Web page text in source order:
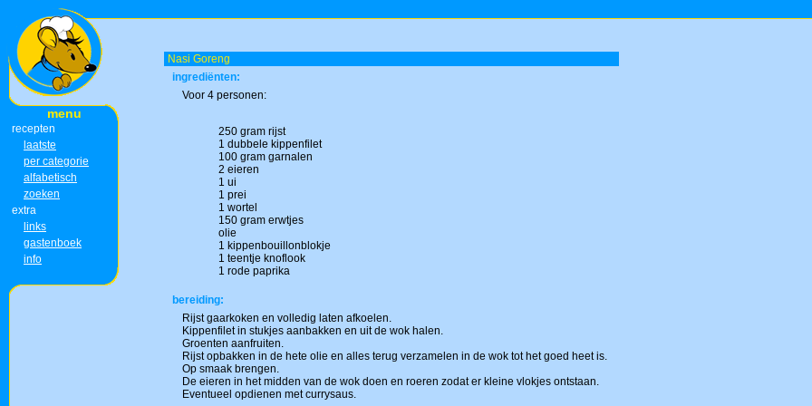
menu
recepten
laatste
per categorie
alfabetisch
zoeken
extra
links
gastenboek
info
Nasi Goreng
ingrediënten:
Voor 4 personen:
250 gram rijst
1 dubbele kippenfilet
100 gram garnalen
2 eieren
1 ui
1 prei
1 wortel
150 gram erwtjes
olie
1 kippenbouillonblokje
1 teentje knoflook
1 rode paprika
bereiding:
Rijst gaarkoken en volledig laten afkoelen.
Kippenfilet in stukjes aanbakken en uit de wok halen.
Groenten aanfruiten.
Rijst opbakken in de hete olie en alles terug verzamelen in de wok tot het goed heet is.
Op smaak brengen.
De eieren in het midden van de wok doen en roeren zodat er kleine vlokjes ontstaan.
Eventueel opdienen met currysaus.